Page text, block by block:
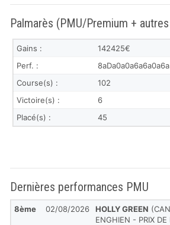
Palmarès (PMU/Premium +
Gains :
142425€
Perf. :
Course(s) :
102
Victoire(s) :
6
Placé(s) :
45
Dernières performances PMU
8ème 02/08/2026 HOLLY GREEN
ENGHIEN - PRIX DE